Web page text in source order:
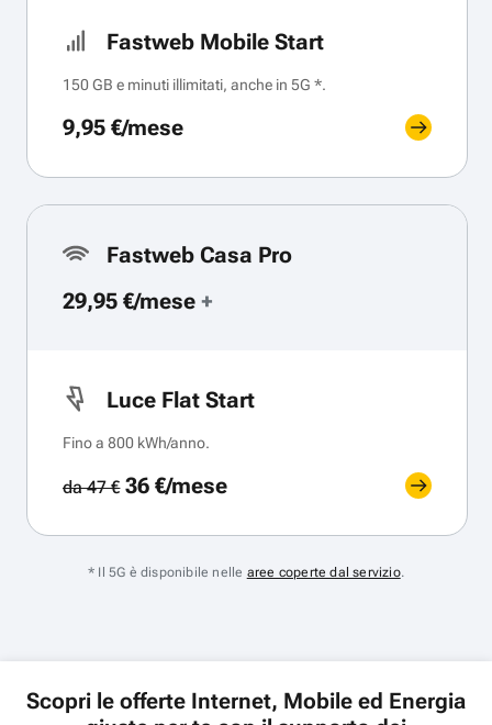
Fastweb Mobile Start
150 GB e minuti illimitati, anche in 5G *.
9,95 €/mese
Fastweb Casa Pro
29,95 €/mese +
Luce Flat Start
Fino a 800 kWh/anno.
da 47 €36 €/mese
* Il 5G è disponibile nelle aree coperte dal servizio.
Scopri le offerte Internet, Mobile ed Energia